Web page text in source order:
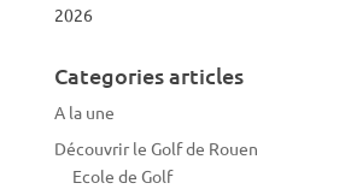
2026
Categories articles
A la une
Découvrir le Golf de Rouen
Ecole de Golf